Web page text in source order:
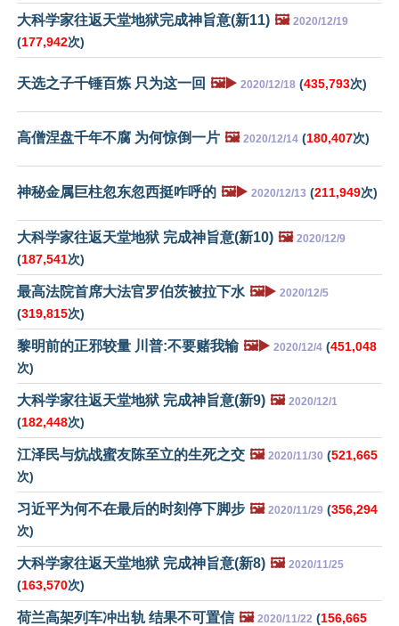
大科学家往返天堂地狱完成神旨意(新11) 🖼️ 2020/12/19
(177,942次)
天选之子千锤百炼 只为这一回 🖼️▶️ 2020/12/18 (435,793次)
高僧涅盘千年不腐 为何惊倒一片 🖼️ 2020/12/14 (180,407次)
神秘金属巨柱忽东忽西挺咋呼的 🖼️▶️ 2020/12/13 (211,949次)
大科学家往返天堂地狱 完成神旨意(新10) 🖼️ 2020/12/9
(187,541次)
最高法院首席大法官罗伯茨被拉下水 🖼️▶️ 2020/12/5
(319,815次)
黎明前的正邪较量 川普:不要赌我输 🖼️▶️ 2020/12/4 (451,048
次)
大科学家往返天堂地狱 完成神旨意(新9) 🖼️ 2020/12/1
(182,448次)
江泽民与炕战蜜友陈至立的生死之交 🖼️ 2020/11/30 (521,665
次)
习近平为何不在最后的时刻停下脚步 🖼️ 2020/11/29 (356,294
次)
大科学家往返天堂地狱 完成神旨意(新8) 🖼️ 2020/11/25
(163,570次)
荷兰高架列车冲出轨 结果不可置信 🖼️ 2020/11/22 (156,665